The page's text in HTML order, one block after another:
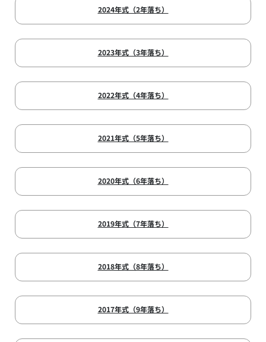
2024年式（2年落ち）
2023年式（3年落ち）
2022年式（4年落ち）
2021年式（5年落ち）
2020年式（6年落ち）
2019年式（7年落ち）
2018年式（8年落ち）
2017年式（9年落ち）